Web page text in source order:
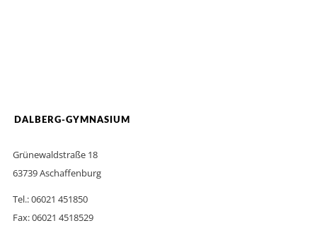
DALBERG-GYMNASIUM
Grünewaldstraße 18
63739 Aschaffenburg
Tel.: 06021 451850
Fax: 06021 4518529